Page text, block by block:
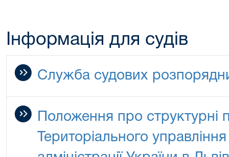
Інформація для судів
Служба судових
Положення про структурні
Територіального